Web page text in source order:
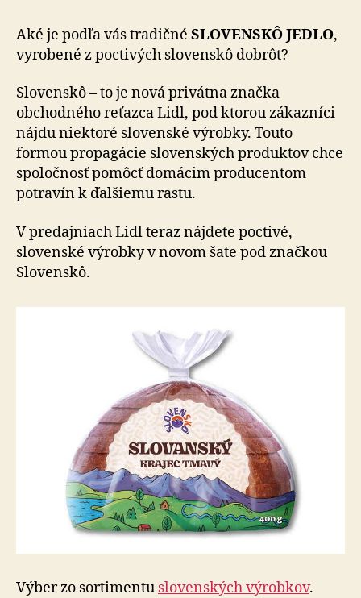
Aké je podľa vás tradičné SLOVENSKÔ JEDLO,
vyrobené z poctivých slovenskô dobrôt?
Slovenskô – to je nová privátna značka
obchodného reťazca Lidl, pod ktorou zákazníci
nájdu niektoré slovenské výrobky. Touto
formou propagácie slovenských produktov chce
spoločnosť pomôcť domácim producentom
potravín k ďalšiemu rastu.
V predajniach Lidl teraz nájdete poctivé,
slovenské výrobky v novom šate pod značkou
Slovenskô.
Výber zo sortimentu slovenských výrobkov.